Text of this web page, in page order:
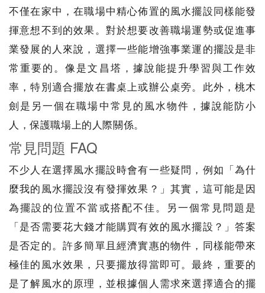
不僅在家中，在職場中精心佈置的風水擺設同樣能發
揮意想不到的效果。對於想要改善職場運勢或促進事
業發展的人來說，選擇一些能增強事業運的擺設是非
常重要的。像是文昌塔，據說能提升學習與工作效
率，特別適合擺放在書桌上或辦公桌旁。此外，桃木
劍是另一個在職場中常見的風水物件，據說能防小
人，保護職場上的人際關係。
常見問題 FAQ
不少人在選擇風水擺設時會有一些疑問，例如「為什
麼我的風水擺設沒有發揮效果？」其實，這可能是因
為擺設的位置不當或搭配不佳。另一個常見問題是
「是否需要花大錢才能購買有效的風水擺設？」答案
是否定的。許多簡單且經濟實惠的物件，同樣能帶來
極佳的風水效果，只要擺放得當即可。最終，重要的
是了解風水的原理，並根據個人需求來選擇適合的擺